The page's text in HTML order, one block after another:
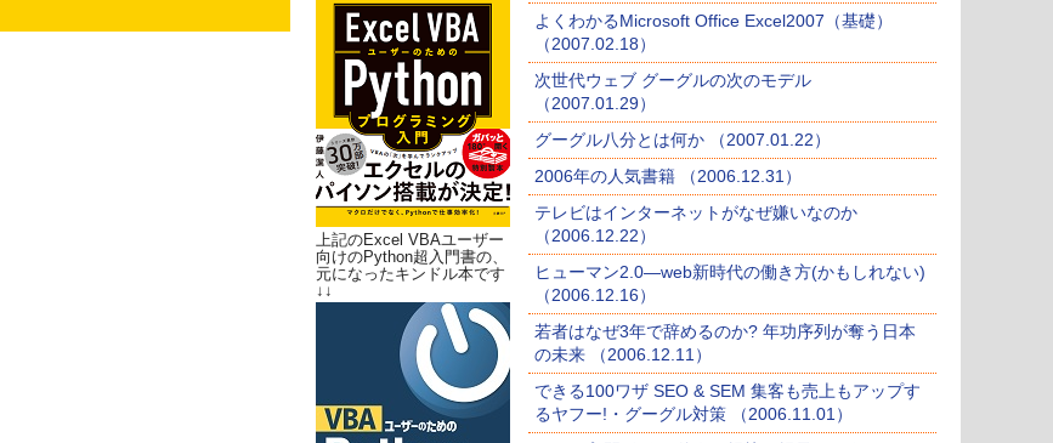
上記のExcel VBAユーザー
向けのPython超入門書の、
元になったキンドル本です
↓↓
よくわかるMicrosoft Office Excel2007（基礎）
（2007.02.18）
次世代ウェブ グーグルの次のモデル
（2007.01.29）
グーグル八分とは何か （2007.01.22）
2006年の人気書籍 （2006.12.31）
テレビはインターネットがなぜ嫌いなのか
（2006.12.22）
ヒューマン2.0―web新時代の働き方(かもしれない)
（2006.12.16）
若者はなぜ3年で辞めるのか? 年功序列が奪う日本
の未来 （2006.12.11）
できる100ワザ SEO & SEM 集客も売上もアップす
るヤフー!・グーグル対策 （2006.11.01）